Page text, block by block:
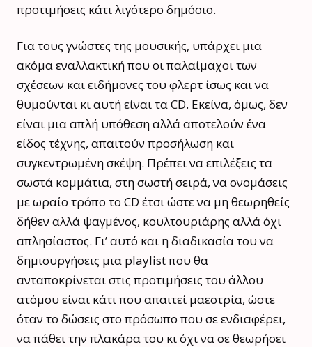
προτιμήσεις κάτι λιγότερο δημόσιο.
Για τους γνώστες της μουσικής, υπάρχει μια
ακόμα εναλλακτική που οι παλαίμαχοι των
σχέσεων και ειδήμονες του φλερτ ίσως και να
θυμούνται κι αυτή είναι τα CD. Εκείνα, όμως, δεν
είναι μια απλή υπόθεση αλλά αποτελούν ένα
είδος τέχνης, απαιτούν προσήλωση και
συγκεντρωμένη σκέψη. Πρέπει να επιλέξεις τα
σωστά κομμάτια, στη σωστή σειρά, να ονομάσεις
με ωραίο τρόπο το CD έτσι ώστε να μη θεωρηθείς
δήθεν αλλά ψαγμένος, κουλτουριάρης αλλά όχι
απλησίαστος. Γι’ αυτό και η διαδικασία του να
δημιουργήσεις μια playlist που θα
ανταποκρίνεται στις προτιμήσεις του άλλου
ατόμου είναι κάτι που απαιτεί μαεστρία, ώστε
όταν το δώσεις στο πρόσωπο που σε ενδιαφέρει,
να πάθει την πλακάρα του κι όχι να σε θεωρήσει